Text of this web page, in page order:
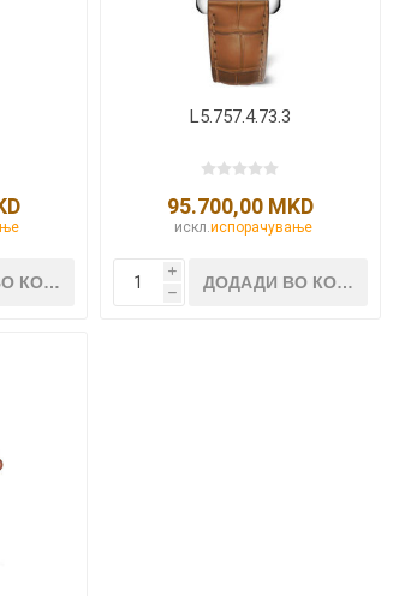
L5.757.4.73.3
95.700,00 MKD
искл.испорачување
i
h